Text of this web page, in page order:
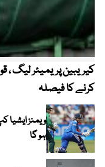
کرنے کا فیصلہ
ہو گا